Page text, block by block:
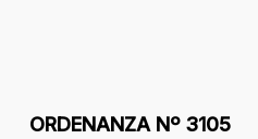
ORDENANZA Nº 3105